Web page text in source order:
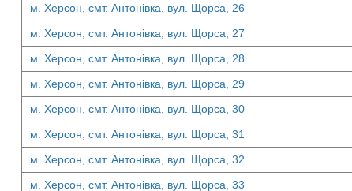
м. Херсон, смт. Антонівка, вул. Щорса, 26
м. Херсон, смт. Антонівка, вул. Щорса, 27
м. Херсон, смт. Антонівка, вул. Щорса, 28
м. Херсон, смт. Антонівка, вул. Щорса, 29
м. Херсон, смт. Антонівка, вул. Щорса, 30
м. Херсон, смт. Антонівка, вул. Щорса, 31
м. Херсон, смт. Антонівка, вул. Щорса, 32
м. Херсон, смт. Антонівка, вул. Щорса, 33